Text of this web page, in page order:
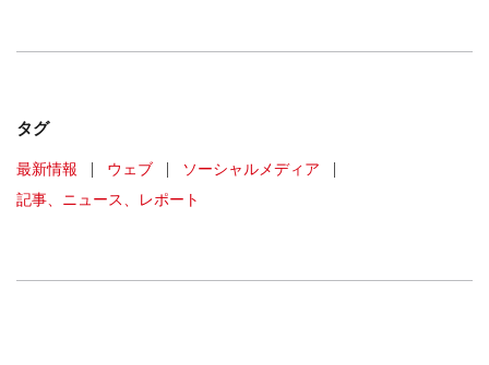
タグ
最新情報 | ウェブ | ソーシャルメディア
|
記事、ニュース、レポート